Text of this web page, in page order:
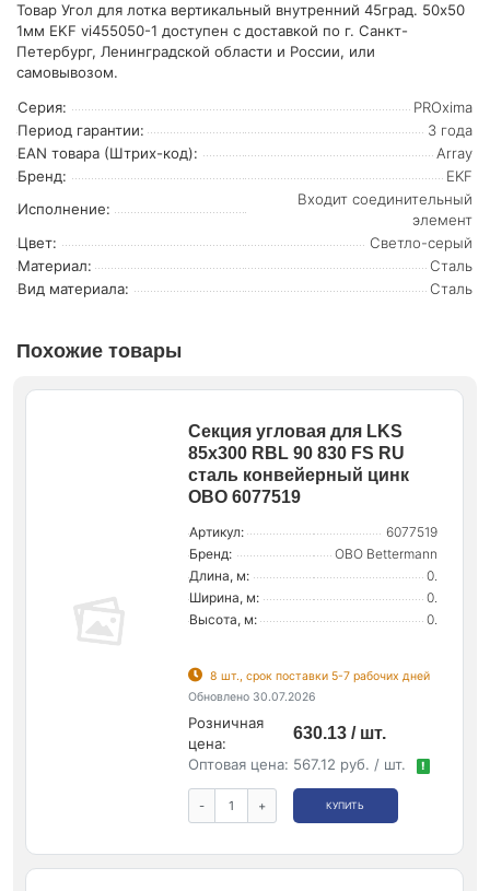
Товар Угол для лотка вертикальный внутренний 45град. 50х50
1мм EKF vi455050-1 доступен с доставкой по г. Санкт-
Петербург, Ленинградской области и России, или
самовывозом.
Серия:
PROxima
Период гарантии:
3 года
EAN товара (Штрих-код):
Array
Бренд:
EKF
Исполнение:
Входит соединительный
элемент
Цвет:
Светло-серый
Материал:
Сталь
Вид материала:
Сталь
Похожие товары
Секция угловая для LKS
85х300 RBL 90 830 FS RU
сталь конвейерный цинк
OBO 6077519
Артикул:
6077519
Бренд:
OBO Bettermann
Длина, м:
0.
Ширина, м:
0.
Высота, м:
0.
8 шт., срок поставки 5-7 рабочих дней
Обновлено 30.07.2026
Розничная
цена:
630.13 / шт.
Оптовая цена: 567.12 руб. / шт. !
- + КУПИТЬ